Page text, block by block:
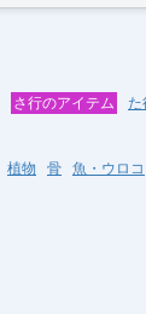
さ行のアイテム た
植物 骨 魚・ウロコ